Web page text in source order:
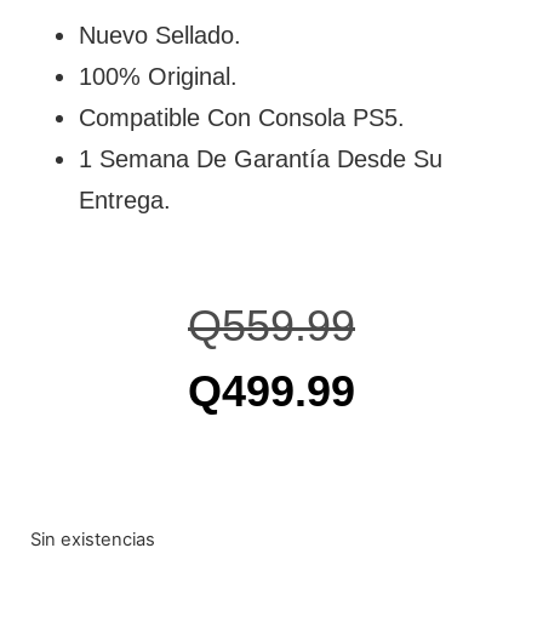
Nuevo Sellado.
100% Original.
Compatible Con Consola PS5.
1 Semana De Garantía Desde Su
Entrega.
Q559.99
Q499.99
Sin existencias